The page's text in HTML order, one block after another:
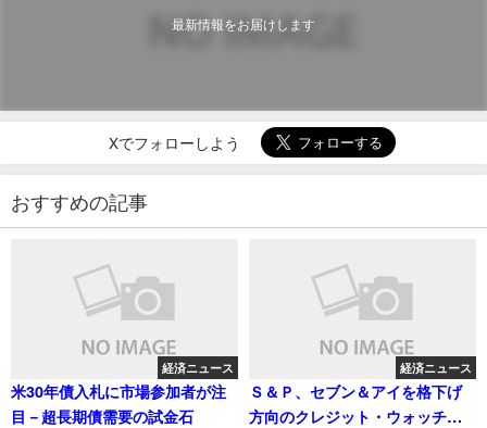
最新情報をお届けします
Xでフォローしよう
おすすめの記事
経済ニュース
米30年債入札に市場参加者が注
目－超長期債需要の試金石
経済ニュース
Ｓ＆Ｐ、セブン＆アイを格下げ
方向のクレジット・ウォッチに